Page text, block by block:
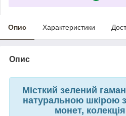
Опис Характеристики
Опис
Місткий зелений
натуральною шкірою
монет,